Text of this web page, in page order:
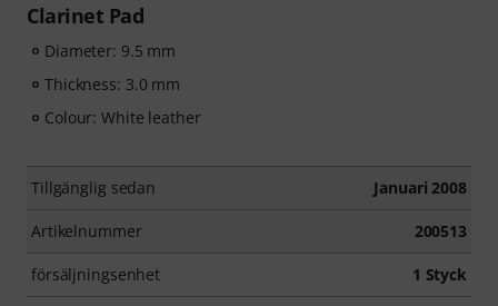
Clarinet Pad
Diameter: 9.5 mm
Thickness: 3.0 mm
Colour: White leather
Tillgänglig sedan Januari 2008
Artikelnummer 200513
försäljningsenhet 1 Styck